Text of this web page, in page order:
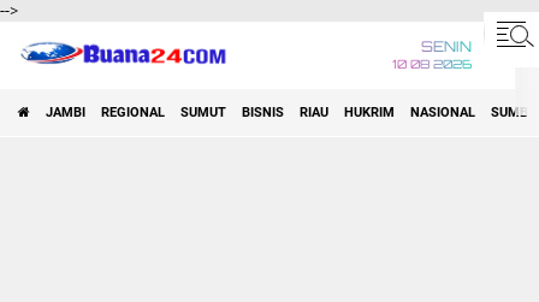
-->
SENIN
10 08 2026
JAMBI REGIONAL SUMUT BISNIS RIAU HUKRIM NASIONAL